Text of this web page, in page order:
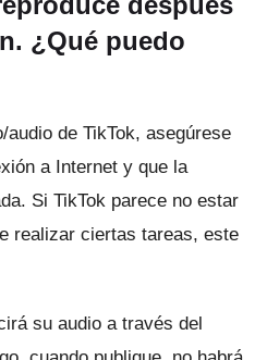
¿Qué puedo
audio de TikTok, asegúrese
a Internet y que la
Si TikTok parece no estar
realizar ciertas tareas, este
su audio a través del